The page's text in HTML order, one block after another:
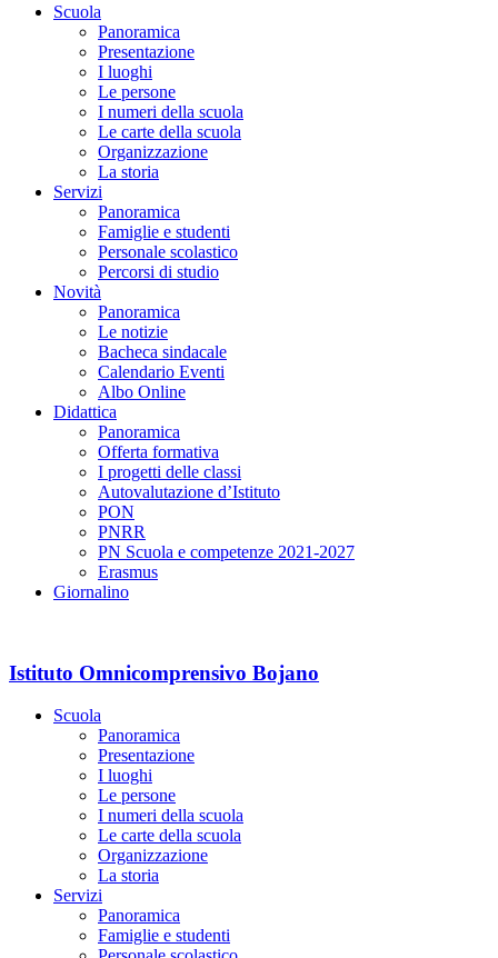
Scuola
Panoramica
Presentazione
I luoghi
Le persone
I numeri della scuola
Le carte della scuola
Organizzazione
La storia
Servizi
Panoramica
Famiglie e studenti
Personale scolastico
Percorsi di studio
Novità
Panoramica
Le notizie
Bacheca sindacale
Calendario Eventi
Albo Online
Didattica
Panoramica
Offerta formativa
I progetti delle classi
Autovalutazione d’Istituto
PON
PNRR
PN Scuola e competenze 2021-2027
Erasmus
Giornalino
Istituto Omnicomprensivo Bojano
Scuola
Panoramica
Presentazione
I luoghi
Le persone
I numeri della scuola
Le carte della scuola
Organizzazione
La storia
Servizi
Panoramica
Famiglie e studenti